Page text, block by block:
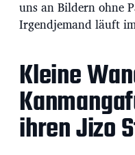
uns an Bildern ohne
Irgendjemand läuft
Kleine
ihren Jizo